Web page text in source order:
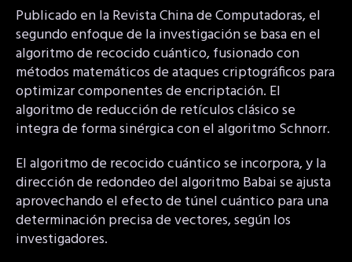
Publicado en la Revista China de Computadoras, el
segundo enfoque de la investigación se basa en el
algoritmo de recocido cuántico, fusionado con
métodos matemáticos de ataques criptográficos para
optimizar componentes de encriptación. El
algoritmo de reducción de retículos clásico se
integra de forma sinérgica con el algoritmo Schnorr.
El algoritmo de recocido cuántico se incorpora, y la
dirección de redondeo del algoritmo Babai se ajusta
aprovechando el efecto de túnel cuántico para una
determinación precisa de vectores, según los
investigadores.